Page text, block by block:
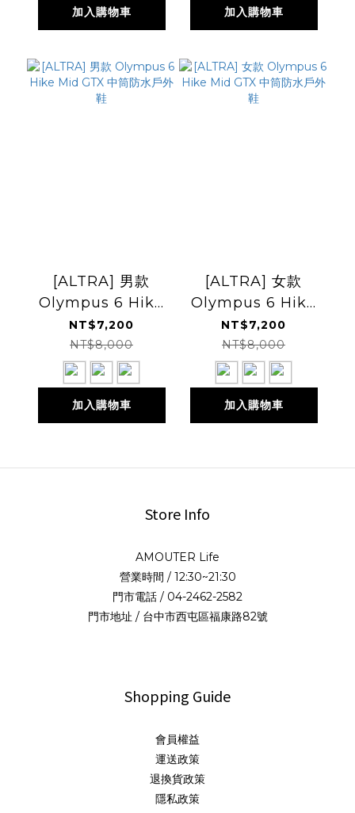
加入購物車 加入購物車
[ALTRA] 男款
Olympus 6 Hike
Mid GTX 中筒防水
戶外鞋
NT$7,200
NT$8,000
加入購物車
[ALTRA] 女款
Olympus 6 Hike
Mid GTX 中筒防水
戶外鞋
NT$7,200
NT$8,000
加入購物車
Store Info
AMOUTER Life
營業時間 / 12:30~21:30
門市電話 / 04-2462-2582
門市地址 / 台中市西屯區福康路82號
Shopping Guide
會員權益
運送政策
退換貨政策
隱私政策